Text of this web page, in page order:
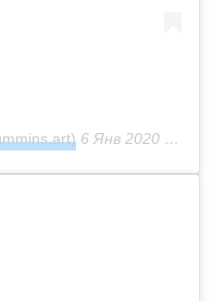
6 Янв 2020 в 1:31 PST